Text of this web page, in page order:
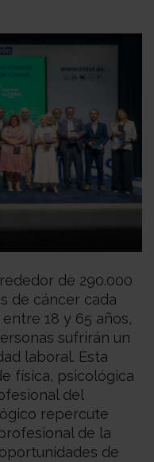
de 290.000
de cáncer cada
18 y 65 años,
sufrirán un
laboral. Esta
física, psicológica
del
repercute
de la
de
Next